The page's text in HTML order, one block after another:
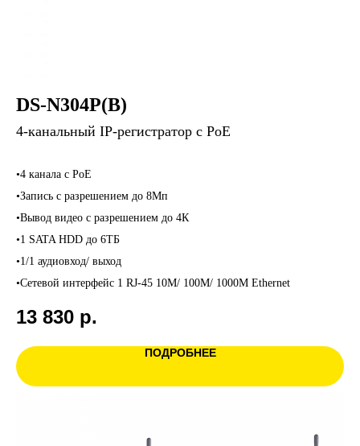
DS-N304P(B)
4-канальный IP-регистратор с PoE
•4 канала c PoE
•Запись с разрешением до 8Мп
•Вывод видео с разрешением до 4К
•1 SATA HDD до 6ТБ
•1/1 аудиовход/ выход
•Сетевой интерфейс 1 RJ-45 10M/ 100M/ 1000M Ethernet
13 830 р.
ПОДРОБНЕЕ